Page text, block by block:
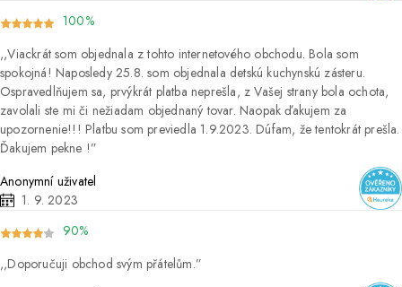
100%
Viackrát som objednala z tohto internetového obchodu. Bola som
spokojná! Naposledy 25.8. som objednala detskú kuchynskú zásteru.
Ospravedlňujem sa, prvýkrát platba neprešla, z Vašej strany bola ochota,
zavolali ste mi či nežiadam objednaný tovar. Naopak ďakujem za
upozornenie!!! Platbu som previedla 1.9.2023. Dúfam, že tentokrát prešla.
Ďakujem pekne !
Anonymní uživatel
1. 9. 2023
90%
Doporučuji obchod svým přátelům.